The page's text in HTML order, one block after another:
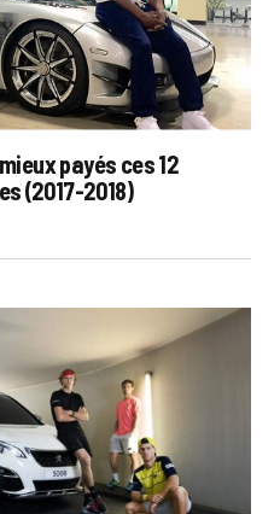
payés ces 12
(2017-2018)